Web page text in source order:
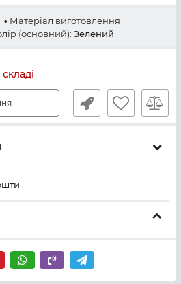
Матеріал виготовлення
(основний): Зелений